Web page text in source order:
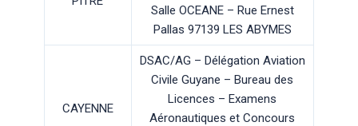
Salle OCEANE – Rue Ernest
Pallas 97139 LES ABYMES
CAYENNE
DSAC/AG – Délégation Aviation
Civile Guyane – Bureau des
Licences – Examens
Aéronautiques et Concours